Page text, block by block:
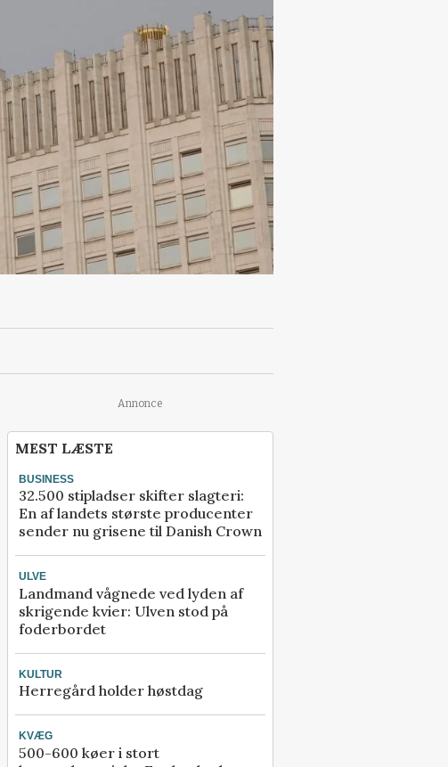
Annonce
MEST LÆSTE
BUSINESS
32.500 stipladser skifter slagteri:
En af landets største producenter
sender nu grisene til Danish Crown
ULVE
Landmand vågnede ved lyden af
skrigende kvier: Ulven stod på
foderbordet
KULTUR
Herregård holder høstdag
KVÆG
500-600 køer i stort